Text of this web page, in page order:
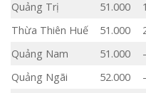
Quảng Trị 51.000
Thừa Thiên Huế
51.000
Quảng Nam
51.000
Quảng Ngãi
52.000